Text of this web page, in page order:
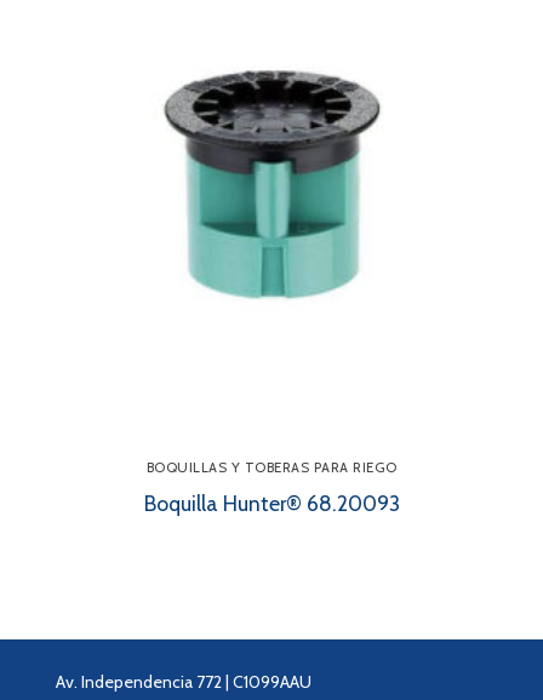
BOQUILLAS Y TOBERAS PARA RIEGO
Boquilla Hunter® 68.20093
Av. Independencia 772 | C1099AAU